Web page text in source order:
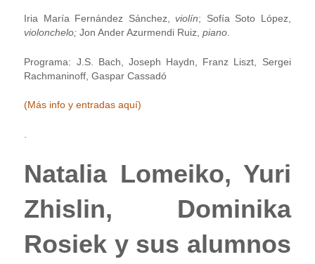
Iria María Fernández Sánchez,violín; Sofía Soto López,
violonchelo;Jon Ander Azurmendi Ruiz,piano.
Programa: J.S. Bach, Joseph Haydn, Franz Liszt, Sergei
Rachmaninoff, Gaspar Cassadó
(Más info y entradas aquí)
Natalia Lomeiko, Yuri
Zhislin, Dominika
Rosiek y sus alumnos